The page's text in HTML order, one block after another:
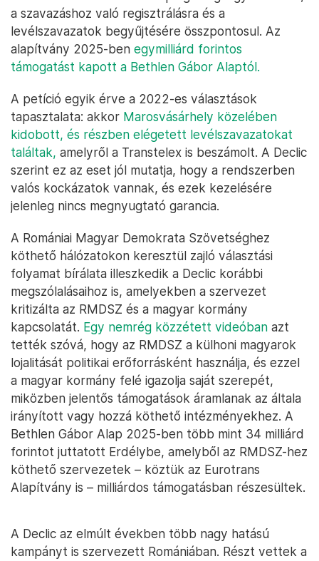
a szavazáshoz való regisztrálásra és a
levélszavazatok begyűjtésére összpontosul. Az
alapítvány 2025-ben egymilliárd forintos
támogatást kapott a Bethlen Gábor Alaptól.
A petíció egyik érve a 2022-es választások
tapasztalata: akkor Marosvásárhely közelében
kidobott, és részben elégetett levélszavazatokat
találtak, amelyről a Transtelex is beszámolt. A Declic
szerint ez az eset jól mutatja, hogy a rendszerben
valós kockázatok vannak, és ezek kezelésére
jelenleg nincs megnyugtató garancia.
A Romániai Magyar Demokrata Szövetséghez
köthető hálózatokon keresztül zajló választási
folyamat bírálata illeszkedik a Declic korábbi
megszólalásaihoz is, amelyekben a szervezet
kritizálta az RMDSZ és a magyar kormány
kapcsolatát. Egy nemrég közzétett videóban azt
tették szóvá, hogy az RMDSZ a külhoni magyarok
lojalitását politikai erőforrásként használja, és ezzel
a magyar kormány felé igazolja saját szerepét,
miközben jelentős támogatások áramlanak az általa
irányított vagy hozzá köthető intézményekhez. A
Bethlen Gábor Alap 2025-ben több mint 34 milliárd
forintot juttatott Erdélybe, amelyből az RMDSZ-hez
köthető szervezetek – köztük az Eurotrans
Alapítvány is – milliárdos támogatásban részesültek.
A Declic az elmúlt években több nagy hatású
kampányt is szervezett Romániában. Részt vettek a